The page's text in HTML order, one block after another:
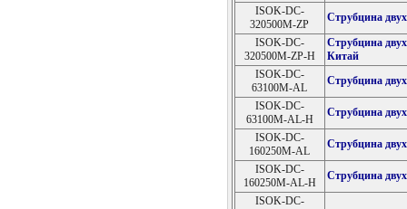
ISOK-DC-
320500M-ZP
Струбцина
ISOK-DC-
320500M-ZP-H
Струбцина
Китай
ISOK-DC-
63100M-AL
Струбцина
ISOK-DC-
63100M-AL-H
Струбцина
ISOK-DC-
160250M-AL
Струбцина
ISOK-DC-
160250M-AL-H
Струбцина
ISOK-DC-